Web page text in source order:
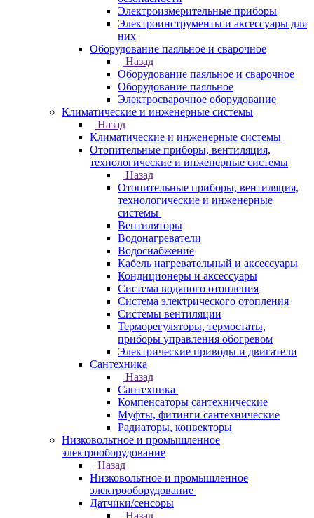
Электроизмерительные приборы
Электроинструменты и аксессуары для
них
Оборудование паяльное и сварочное
Назад
Оборудование паяльное и сварочное
Оборудование паяльное
Электросварочное оборудование
Климатические и инженерные системы
Назад
Климатические и инженерные системы
Отопительные приборы, вентиляция,
технологические и инженерные системы
Назад
Отопительные приборы, вентиляция,
технологические и инженерные
системы
Вентиляторы
Водонагреватели
Водоснабжение
Кабель нагревательный и аксессуары
Кондиционеры и аксессуары
Система водяного отопления
Система электрического отопления
Системы вентиляции
Терморегуляторы, термостаты,
приборы управления обогревом
Электрические приводы и двигатели
Сантехника
Назад
Сантехника
Компенсаторы сантехнические
Муфты, фитинги сантехнические
Радиаторы, конвекторы
Низковольтное и промышленное
электрооборудование
Назад
Низковольтное и промышленное
электрооборудование
Датчики/сенсоры
Назад